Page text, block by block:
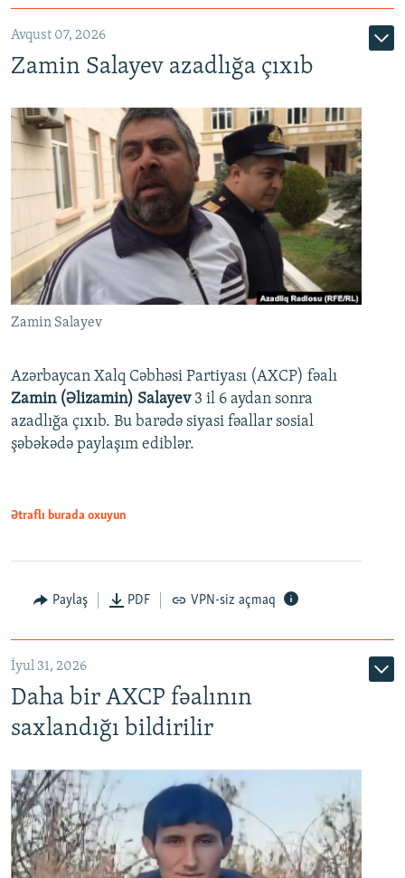
Avqust 07, 2026
Zamin Salayev azadlığa çıxıb
Zamin Salayev
Azərbaycan Xalq Cəbhəsi Partiyası (AXCP) fəalı
Zamin (Əlizamin) Salayev 3 il 6 aydan sonra
azadlığa çıxıb. Bu barədə siyasi fəallar sosial
şəbəkədə paylaşım ediblər.
Ətraflı burada oxuyun
Paylaş PDF VPN-siz açmaq
İyul 31, 2026
Daha bir AXCP fəalının
saxlandığı bildirilir